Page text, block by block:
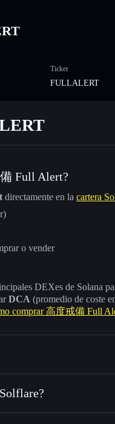
Ticker
FULLALERT
Full Alert?
directamente en la cartera
o vender
DEXes de Solana
DCA (promedio de coste
comprar 高度戒備 Full